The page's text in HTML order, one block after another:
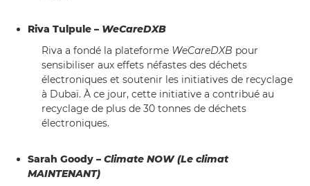
Riva Tulpule – WeCareDXB
Riva a fondé la plateforme WeCareDXB pour
sensibiliser aux effets néfastes des déchets
électroniques et soutenir les initiatives de recyclage
à Dubaï. À ce jour, cette initiative a contribué au
recyclage de plus de 30 tonnes de déchets
électroniques.
Sarah Goody – Climate NOW (Le climat
MAINTENANT)